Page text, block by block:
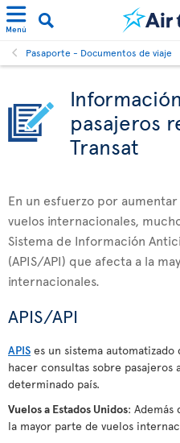
Menú
Pasaporte - Documentos de viaje
pasajeros
Transat
En un esfuerzo por
vuelos internacionales,
Sistema de Información
(APIS/API) que afecta a la
internacionales.
APIS/API
APIS es un sistema
hacer consultas sobre pasajeros
determinado país.
Vuelos a Estados Unidos:
la mayor parte de vuelos